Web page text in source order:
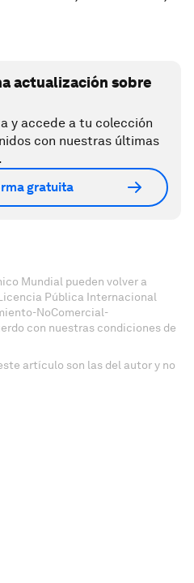
actualización sobre
y accede a tu colección
con nuestras últimas
gratuita
Mundial pueden volver a
Pública Internacional
NoComercial-
con nuestras condiciones de
artículo son las del autor y no